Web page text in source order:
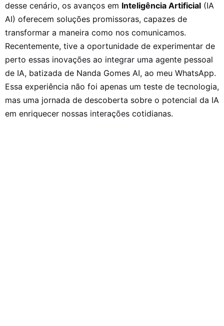
desse cenário, os avanços em Inteligência Artificial (IA
AI) oferecem soluções promissoras, capazes de
transformar a maneira como nos comunicamos.
Recentemente, tive a oportunidade de experimentar de
perto essas inovações ao integrar uma agente pessoal
de IA, batizada de Nanda Gomes AI, ao meu WhatsApp.
Essa experiência não foi apenas um teste de tecnologia,
mas uma jornada de descoberta sobre o potencial da IA
em enriquecer nossas interações cotidianas.